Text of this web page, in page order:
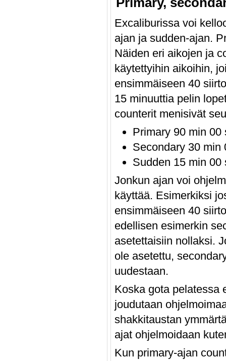
Excaliburissa voi
ajan ja sudden-ajan.
Näiden eri aikojen ja
käytettyihin aikoihin,
ensimmäiseen 40
15 minuuttia pelin
counterit menisivät
Primary 90 min 00
Secondary 30 min
Sudden 15 min 00
Jonkun ajan voi
käyttää. Esimerkiksi
ensimmäiseen 40
edellisen esimerkin
asetettaisiin nollaksi.
ole asetettu,
uudestaan.
Koska gota pelatessa
joudutaan
shakkitaustan
ajat ohjelmoidaan
Kun primary-ajan